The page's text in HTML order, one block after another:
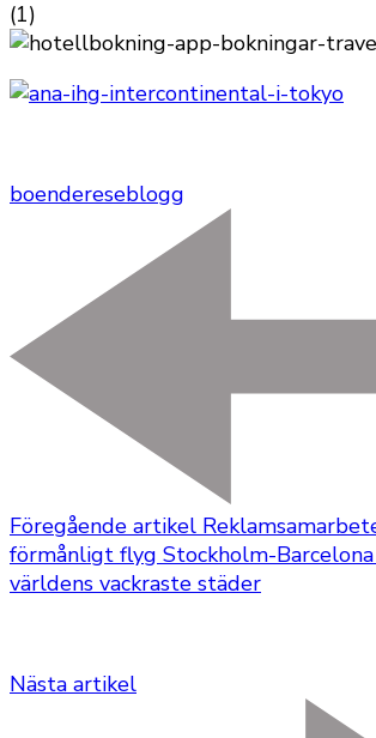
boendereseblogg
Föregående artikel
förmånligt flyg Stockholm-
världens vackraste städer
Nästa artikel